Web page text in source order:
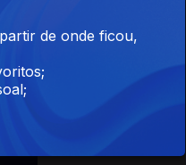
de onde ficou,